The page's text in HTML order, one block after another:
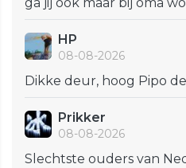
HP
08-08-2026
Dikke deur, hoog Pipo
Prikker
08-08-2026
Slechtste ouders van